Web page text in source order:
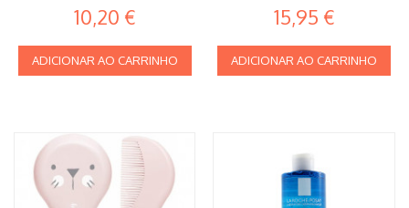
10,20 €
ADICIONAR AO CARRINHO
15,95 €
ADICIONAR AO CARRINHO